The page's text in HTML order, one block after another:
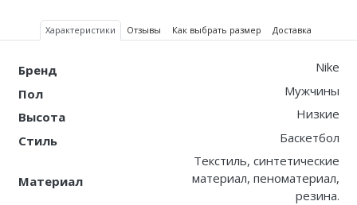
Характеристики Отзывы Как выбрать размер Доставка
Бренд
Nike
Пол
Мужчины
Высота
Низкие
Стиль
Баскетбол
Материал
Текстиль, синтетические
материал, пеноматериал,
резина.